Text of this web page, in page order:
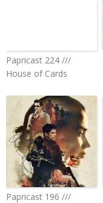
Papricast 224 ///
House of Cards
Papricast 196 ///